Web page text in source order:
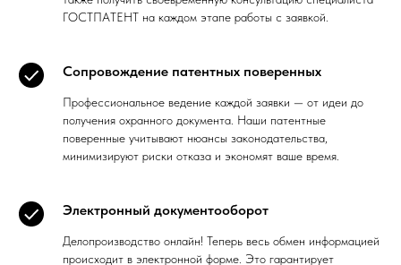
ГОСТПАТЕНТ на каждом этапе работы с заявкой.
Сопровождение патентных поверенных
Профессиональное ведение каждой заявки — от идеи до
получения охранного документа. Наши патентные
поверенные учитывают нюансы законодательства,
минимизируют риски отказа и экономят ваше время.
Электронный документооборот
Делопроизводство онлайн! Теперь весь обмен информацией
происходит в электронной форме. Это гарантирует